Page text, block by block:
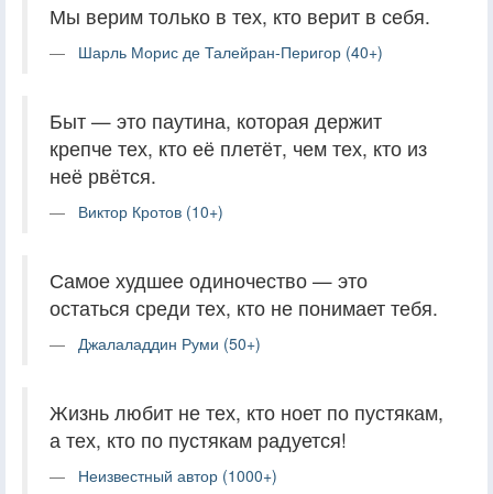
Мы верим только в тех, кто верит в себя.
Шарль Морис де Талейран-Перигор (40+)
Быт — это паутина, которая держит
крепче тех, кто её плетёт, чем тех, кто из
неё рвётся.
Виктор Кротов (10+)
Самое худшее одиночество — это
остаться среди тех, кто не понимает тебя.
Джалаладдин Руми (50+)
Жизнь любит не тех, кто ноет по пустякам,
а тех, кто по пустякам радуется!
Неизвестный автор (1000+)